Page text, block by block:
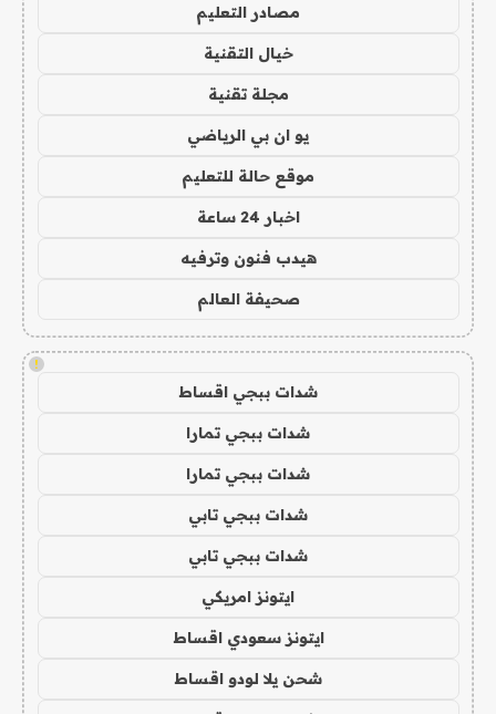
مصادر التعليم
خيال التقنية
مجلة تقنية
يو ان بي الرياضي
موقع حالة للتعليم
اخبار 24 ساعة
هيدب فنون وترفيه
صحيفة العالم
!
شدات ببجي اقساط
شدات ببجي تمارا
شدات ببجي تمارا
شدات ببجي تابي
شدات ببجي تابي
ايتونز امريكي
ايتونز سعودي اقساط
شحن يلا لودو اقساط